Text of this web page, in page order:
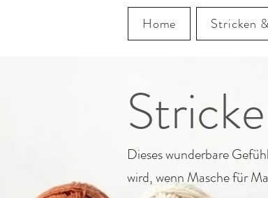
Home Stricken
Dieses wunderbare
wird, wenn Masche für